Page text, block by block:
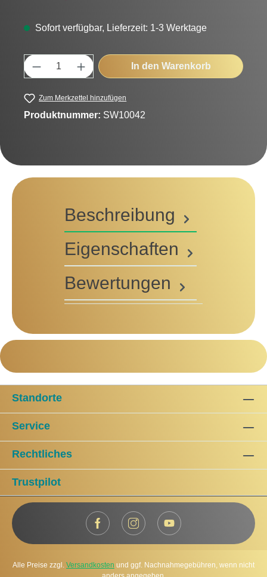
Sofort verfügbar, Lieferzeit: 1-3 Werktage
Produkt Anzahl: Gib den gewünschten
In den Warenkorb
Zum Merkzettel hinzufügen
Produktnummer: SW10042
Beschreibung
Eigenschaften
Bewertungen
Standorte
Service
Rechtliches
Trustpilot
Alle Preise zzgl. Versandkosten und ggf. Nachnahmegebühren, wenn nicht